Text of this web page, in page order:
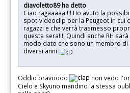
diavoletto89 ha detto
Ciao ragaaaaa!!!! Ho avuto la
spot-videoclip per la Peugeot in cui
ragazzi e che verrà trasmesso
questa sera!!!! Quindi anche RH
modo dato che sono un membro di
diversi anni
Oddio bravoooo
non vedo
Cielo e Skyuno mandino la stessa